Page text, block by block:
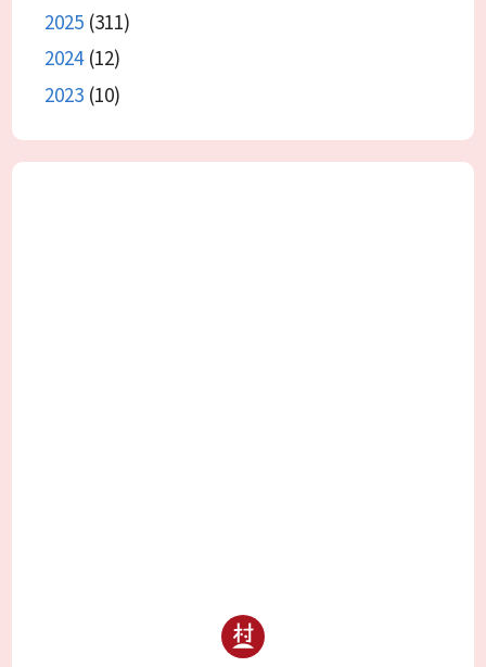
2025 (311)
2024(12)
2023 (10)